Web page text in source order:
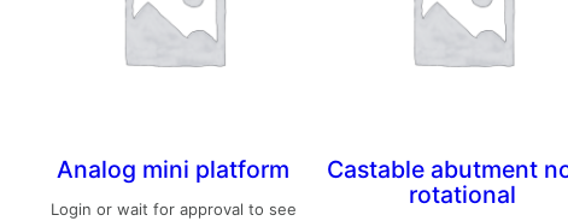
Analog mini platform
Login or wait for approval to see
Castable abutment
rotational